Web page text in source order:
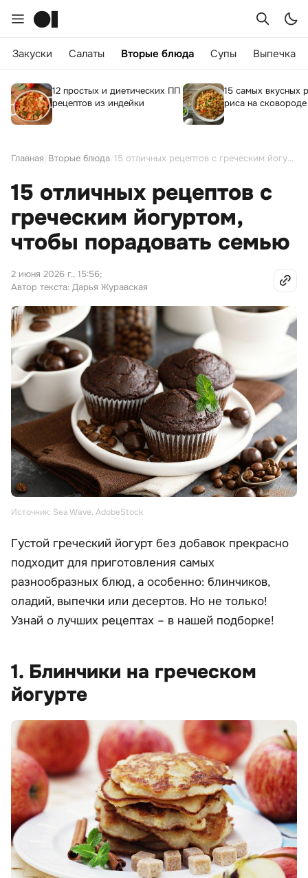
Закуски Салаты Вторые блюда Супы Выпечка
12 простых и диетических ПП
рецептов из индейки
15 самых вкусных
риса на сковороде
Главная Вторые блюда 15 отличных рецептов с греческим йогуртом, чтобы порадовать семью
15 отличных рецептов с
греческим йогуртом,
чтобы порадовать семью
2 июня 2026 г., 15:56;
Автор текста: Дарья Журавская
Источник: Sea Wave, AdobeStock
Густой греческий йогурт без добавок прекрасно
подходит для приготовления самых
разнообразных блюд, а особенно: блинчиков,
оладий, выпечки или десертов. Но не только!
Узнай о лучших рецептах – в нашей подборке!
1. Блинчики на греческом
йогурте